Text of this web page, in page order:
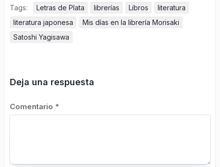
Tags: Letras de Plata librerías Libros
literatura
literatura japonesa
Mis días en la librería Morisaki
Satoshi Yagisawa
Deja una respuesta
Comentario *